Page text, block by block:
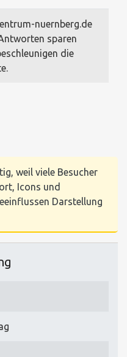
nuernberg.de
sparen
die
weil viele Besucher
Icons und
Darstellung